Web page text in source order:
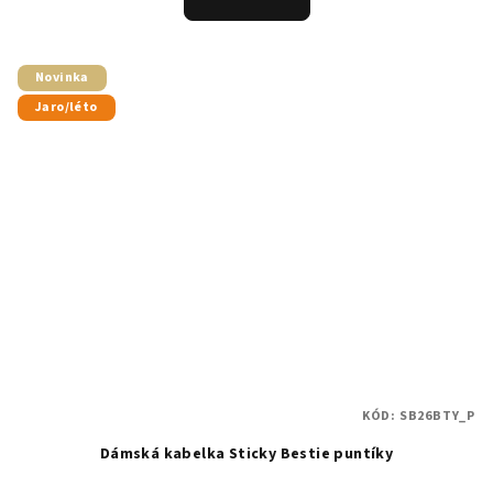
Novinka
Jaro/léto
Dámská kabelka Sticky Bestie puntíky
KÓD: SB26BTY_P